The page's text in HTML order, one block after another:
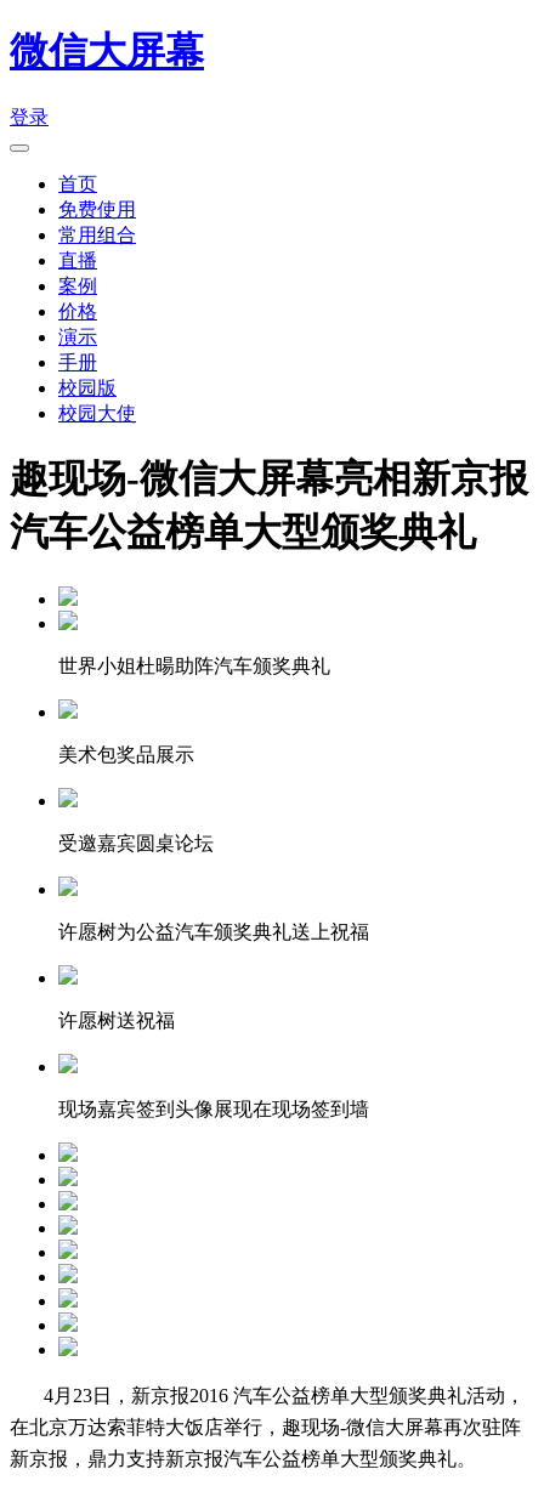
微信大屏幕
登录
首页
免费使用
常用组合
直播
案例
价格
演示
手册
校园版
校园大使
趣现场-微信大屏幕亮相新京报
汽车公益榜单大型颁奖典礼
世界小姐杜暘助阵汽车颁奖典礼
美术包奖品展示
受邀嘉宾圆桌论坛
许愿树为公益汽车颁奖典礼送上祝福
许愿树送祝福
现场嘉宾签到头像展现在现场签到墙
4月23日，新京报2016 汽车公益榜单大型颁奖典礼活动，
在北京万达索菲特大饭店举行， 趣现场-微信大屏幕再次驻阵
新京报，鼎力支持新京报汽车公益榜单大型颁奖典礼。